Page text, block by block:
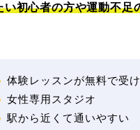
い初心者の方や運動不足
体験レッスンが無料で受
女性専用スタジオ
駅から近くて通いやすい